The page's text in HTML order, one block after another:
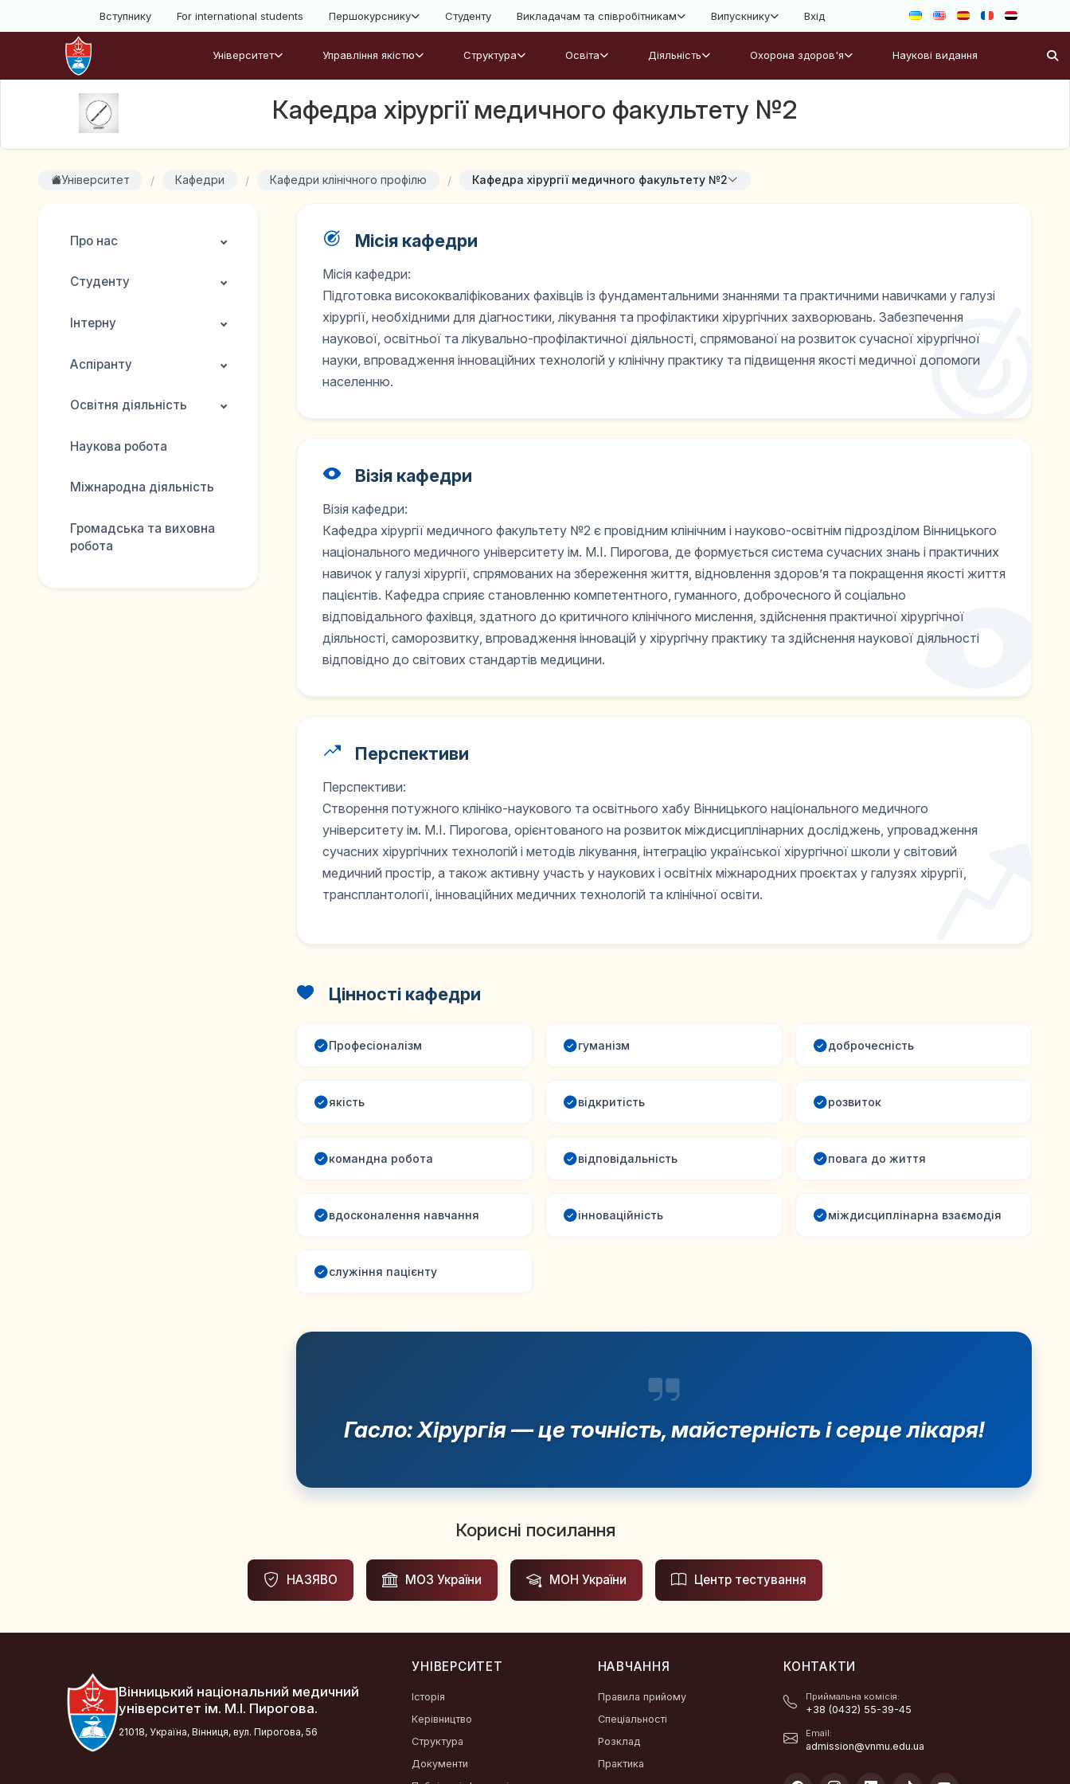
Вступнику For international students Першокурснику Студенту Викладачам та співробітникам Випускнику Вхід
Університет Управління якістю Структура Освіта Діяльність Охорона здоров'я Наукові видання
Кафедра хірургії медичного факультету №2
Університет Кафедри Кафедри клінічного профілю Кафедра хірургії медичного факультету №2
Про нас
Студенту
Інтерну
Аспіранту
Освітня діяльність
Наукова робота
Міжнародна діяльність
Громадська та виховна
робота
Місія кафедри
Місія кафедри:
Підготовка висококваліфікованих фахівців із фундаментальними знаннями та практичними навичками у галузі
хірургії, необхідними для діагностики, лікування та профілактики хірургічних захворювань. Забезпечення
наукової, освітньої та лікувально-профілактичної діяльності, спрямованої на розвиток сучасної хірургічної
науки, впровадження інноваційних технологій у клінічну практику та підвищення якості медичної допомоги
населенню.
Візія кафедри
Візія кафедри:
Кафедра хірургії медичного факультету №2 є провідним клінічним і науково-освітнім підрозділом Вінницького
національного медичного університету ім. М.І. Пирогова, де формується система сучасних знань і практичних
навичок у галузі хірургії, спрямованих на збереження життя, відновлення здоров’я та покращення якості життя
пацієнтів. Кафедра сприяє становленню компетентного, гуманного, доброчесного й соціально
відповідального фахівця, здатного до критичного клінічного мислення, здійснення практичної хірургічної
діяльності, саморозвитку, впровадження інновацій у хірургічну практику та здійснення наукової діяльності
відповідно до світових стандартів медицини.
Перспективи
Перспективи:
Створення потужного клініко-наукового та освітнього хабу Вінницького національного медичного
університету ім. М.І. Пирогова, орієнтованого на розвиток міждисциплінарних досліджень, упровадження
сучасних хірургічних технологій і методів лікування, інтеграцію української хірургічної школи у світовий
медичний простір, а також активну участь у наукових і освітніх міжнародних проєктах у галузях хірургії,
трансплантології, інноваційних медичних технологій та клінічної освіти.
Цінності кафедри
Професіоналізм гуманізм доброчесність
якість відкритість розвиток
командна робота відповідальність повага до життя
вдосконалення навчання інноваційність міждисциплінарна взаємодія
служіння пацієнту
Гасло: Хірургія — це точність, майстерність і серце лікаря!
Корисні посилання
НАЗЯВО МОЗ України МОН України Центр тестування
Вінницький національний медичний
університет ім. М.І. Пирогова.
21018, Україна, Вінниця, вул. Пирогова, 56
УНІВЕРСИТЕТ
Історія
Керівництво
Структура
Документи
НАВЧАННЯ
Правила прийому
Спеціальності
Розклад
Практика
КОНТАКТИ
Приймальна комісія:
+38 (0432) 55-39-45
Email:
admission@vnmu.edu.ua